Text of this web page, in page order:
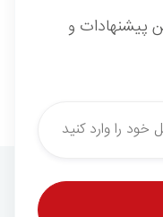
پیشنهادات و